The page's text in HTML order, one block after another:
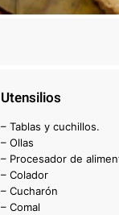
Utensilios
– Tablas y cuchillos.
– Ollas
– Procesador de
– Colador
– Cucharón
– Comal